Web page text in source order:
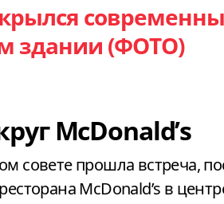
здании (ФОТО)
McDonald’s
совете прошла встреча,
McDonald’s в